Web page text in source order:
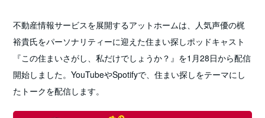
不動産情報サービスを展開するアットホームは、人気声優の梶
裕貴氏をパーソナリティーに迎えた住まい探しポッドキャスト
『この住まいさがし、私だけでしょうか？』を1月28日から配信
開始しました。YouTubeやSpotifyで、住まい探しをテーマにし
たトークを配信します。